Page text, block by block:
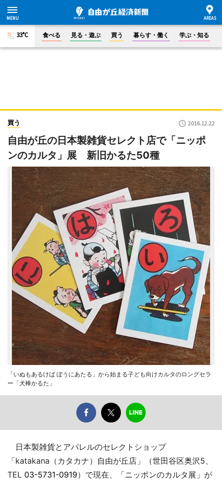
33°C 食べる 見る・遊ぶ 買う 暮らす・働く 学ぶ・知る
買う 2016.12.22
自由が丘の日本製雑貨セレクト店で「ニッポ
ンのカルタ」展 新旧かるた50種
「いぬもあるけば ぼうにあたる」から始まる子ども向けカルタのロングセラ
ー「犬棒かるた」
日本製雑貨とアパレルのセレクトショップ
「katakana（カタカナ）自由が丘店」（世田谷区奥沢5、
TEL 03-5731-0919）で現在、「ニッポンのカルタ展」が